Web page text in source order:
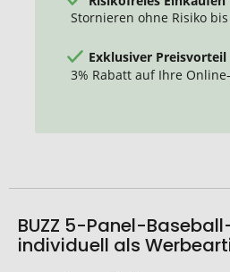
Stornieren ohne Risiko
Exklusiver Preisvorteil
3% Rabatt auf Ihre
BUZZ 5-Panel-
individuell als